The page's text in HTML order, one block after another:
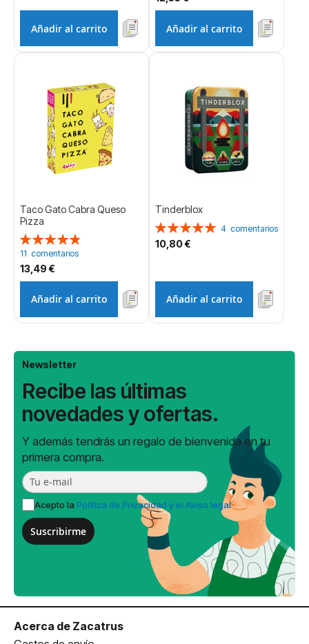
Añadir al carrito Añadir al carrito
Taco Gato Cabra Queso
Pizza
Valoración:
98%
11 comentarios
13,49 €
Añadir al carrito
Tinderblox
Valoración:
100%
4 comentarios
10,80 €
Añadir al carrito
Newsletter
Recibe las últimas
novedades y ofertas.
Y además tendrás un regalo de bienvenida en tu
primera compra.
Acepto la Política de Privacidad y el Aviso legal
Suscribirme
Acerca de Zacatrus